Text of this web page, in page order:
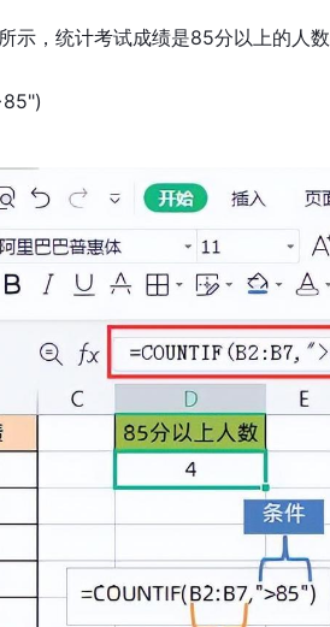
示，统计考试成绩是85分以上的人数